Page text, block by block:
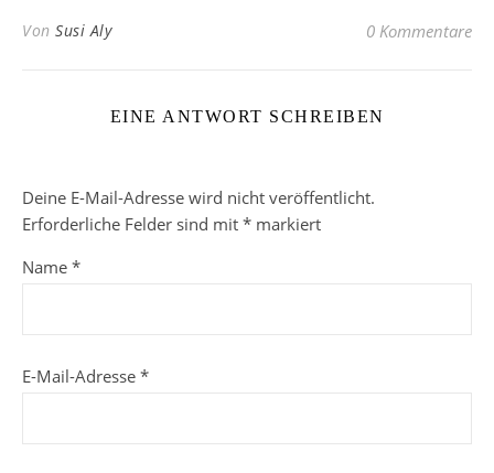
Von Susi Aly 0 Kommentare
EINE ANTWORT SCHREIBEN
Deine E-Mail-Adresse wird nicht veröffentlicht.
Erforderliche Felder sind mit * markiert
Name *
E-Mail-Adresse *